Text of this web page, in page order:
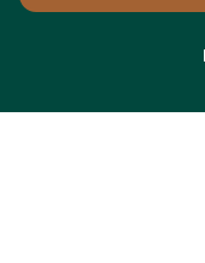
Transport
Contact